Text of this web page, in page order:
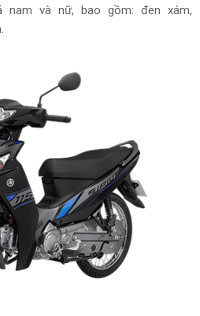
nam và nữ, bao gồm: đen xám,